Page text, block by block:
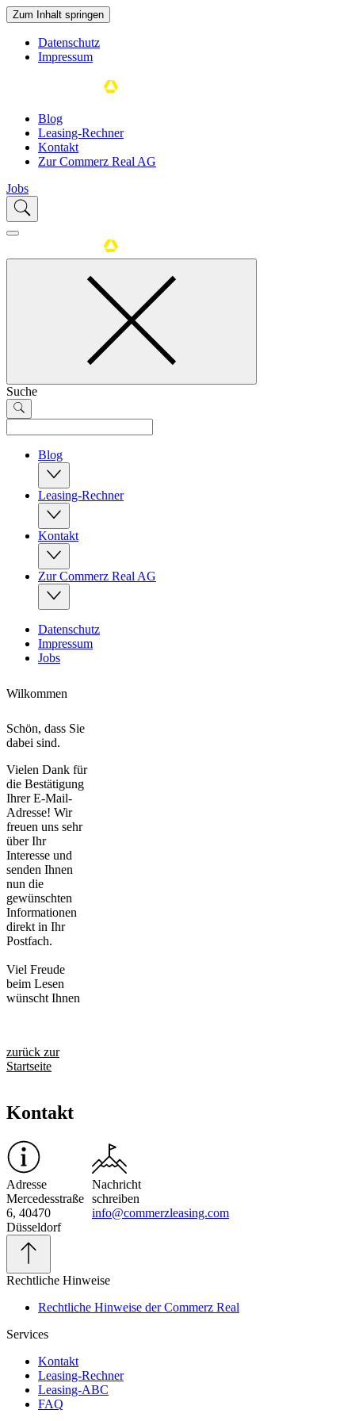
Zum Inhalt springen
Datenschutz
Impressum
Blog
Leasing-Rechner
Kontakt
Zur Commerz Real AG
Jobs
Suche
Blog
Leasing-Rechner
Kontakt
Zur Commerz Real AG
Datenschutz
Impressum
Jobs
Wilkommen
Schön, dass Sie
dabei sind.
Vielen Dank für
die Bestätigung
Ihrer E-Mail-
Adresse! Wir
freuen uns sehr
über Ihr
Interesse und
senden Ihnen
nun die
gewünschten
Informationen
direkt in Ihr
Postfach.
Viel Freude
beim Lesen
wünscht Ihnen
zurück zur
Startseite
Kontakt
Adresse
Mercedesstraße
6, 40470
Düsseldorf
Nachricht
schreiben
info@commerzleasing.com
Rechtliche Hinweise
Rechtliche Hinweise der Commerz Real
Services
Kontakt
Leasing-Rechner
Leasing-ABC
FAQ